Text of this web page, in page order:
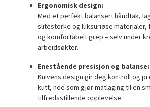
Ergonomisk design:
Med et perfekt balansert håndtak,
slitesterke og luksuriøse materialer,
og komfortabelt grep – selv under
arbeidsøkter.
Enestående presisjon og balanse:
Knivens design gir deg kontroll og
kutt, noe som gjør matlaging til en
tilfredsstillende opplevelse.